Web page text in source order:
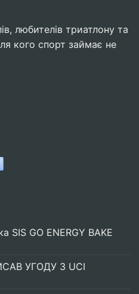
любителів триатлону та
кого спорт займає не
SIS GO ENERGY BAKE
УГОДУ З UCI